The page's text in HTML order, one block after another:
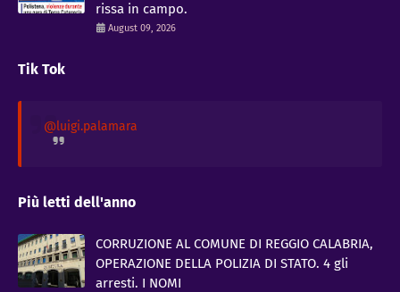
rissa in campo.
August 09, 2026
Tik Tok
@luigi.palamara
Più letti dell'anno
CORRUZIONE AL COMUNE DI REGGIO CALABRIA,
OPERAZIONE DELLA POLIZIA DI STATO. 4 gli
arresti. I NOMI